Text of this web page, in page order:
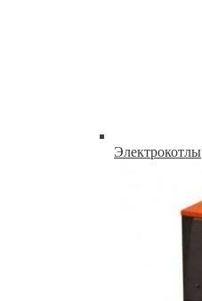
Электрокотлы